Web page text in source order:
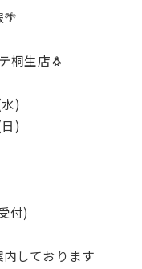
🌴
桐生店🐧
)
)
付)
しております